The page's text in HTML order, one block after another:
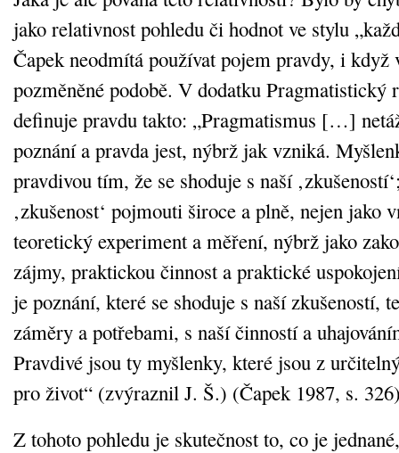
jako relativnost pohledu či hodnot ve stylu
Čapek neodmítá používat pojem pravdy, i když
pozměněné podobě. V dodatku Pragmatistický
definuje pravdu takto: „Pragmatismus […]
poznání a pravda jest, nýbrž jak vzniká.
pravdivou tím, že se shoduje s naší
‚zkušenost‘ pojmouti široce a plně, nejen jako
teoretický experiment a měření, nýbrž jako
zájmy, praktickou činnost a praktické
je poznání, které se shoduje s naší zkušeností,
záměry a potřebami, s naší činností a
Pravdivé jsou ty myšlenky, které jsou z
pro život“ (zvýraznil J. Š.) (Čapek 1987, s.
Z tohoto pohledu je skutečnost to, co je